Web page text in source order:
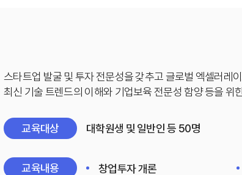
스타트업 발굴 및 투자 전문성을 갖추고 글로벌 엑셀러레
최신 기술 트렌드의 이해와 기업보육 전문성 함양 등을 위
교육대상 대학원생 및 일반인 등 50명
교육내용
창업투자 개론